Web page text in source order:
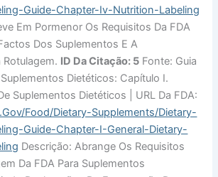
Guide-Chapter-Iv-Nutrition-Labeling
Em Pormenor Os Requisitos Da FDA
Dos Suplementos E A
ID Da Citação: 5 Fonte: Guia
Dietéticos: Capítulo I.
Suplementos Dietéticos | URL Da FDA:
food/dietary-Supplements/dietary-
Guide-Chapter-I-General-Dietary-
Descrição: Abrange Os Requisitos
Da FDA Para Suplementos